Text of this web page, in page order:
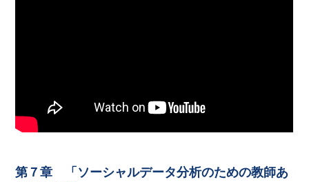
第７章 「ソーシャルデータ分析のための教師あ